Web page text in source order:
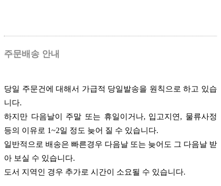
주문배송 안내
당일 주문건에 대해서 가급적 당일발송을 원칙으로 하고 있습
니다.
하지만 다음날이 주말 또는 휴일이거나, 입고지연, 물류사정
등의 이유로 1~2일 정도 늦어 질 수 있습니다.
일반적으로 배송은 빠른경우 다음날 또는 늦어도 그 다음날 받
아 보실 수 있습니다.
도서 지역인 경우 추가로 시간이 소요될 수 있습니다.